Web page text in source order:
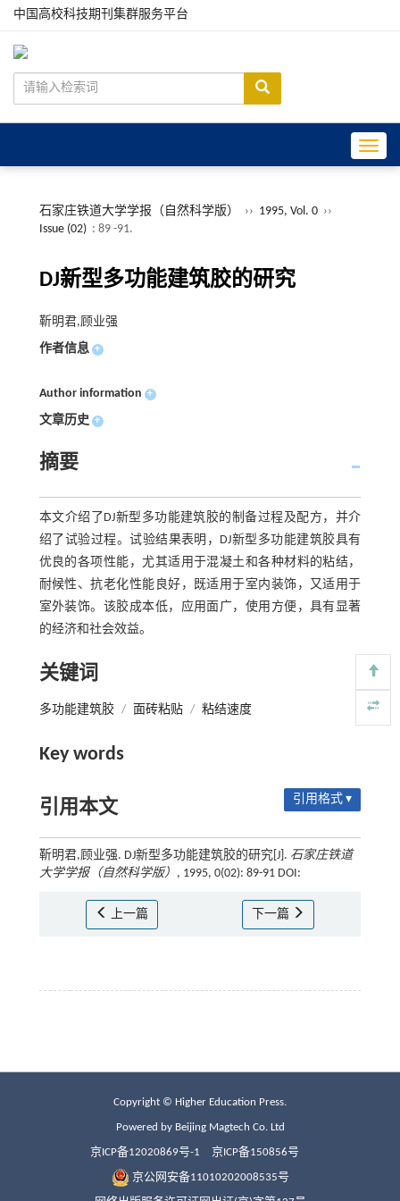
中国高校科技期刊集群服务平台
石家庄铁道大学学报（自然科学版） ›› 1995, Vol. 0 ››
Issue (02) : 89 -91.
DJ新型多功能建筑胶的研究
靳明君,顾业强
作者信息 +
Author information +
文章历史 +
摘要
本文介绍了DJ新型多功能建筑胶的制备过程及配方，并介
绍了试验过程。试验结果表明，DJ新型多功能建筑胶具有
优良的各项性能，尤其适用于混凝土和各种材料的粘结，
耐候性、抗老化性能良好，既适用于室内装饰，又适用于
室外装饰。该胶成本低，应用面广，使用方便，具有显著
的经济和社会效益。
关键词
多功能建筑胶 / 面砖粘贴 / 粘结速度
Key words
引用本文 引用格式 ▾
靳明君,顾业强. DJ新型多功能建筑胶的研究[J]. 石家庄铁道
大学学报（自然科学版） , 1995, 0(02): 89-91 DOI:
上一篇 下一篇
Copyright © Higher Education Press.
Powered by Beijing Magtech Co. Ltd
京ICP备12020869号-1 京ICP备150856号
京公网安备11010202008535号